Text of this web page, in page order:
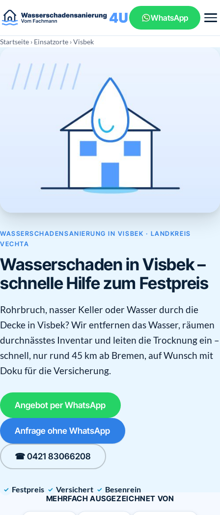
WhatsApp
Startseite › Einsatzorte › Visbek
WASSERSCHADENSANIERUNG IN VISBEK · LANDKREIS
VECHTA
Wasserschaden in Visbek –
schnelle Hilfe zum Festpreis
Rohrbruch, nasser Keller oder Wasser durch die
Decke in Visbek? Wir entfernen das Wasser, räumen
durchnässtes Inventar und leiten die Trocknung ein –
schnell, nur rund 45 km ab Bremen, auf Wunsch mit
Doku für die Versicherung.
Angebot per WhatsApp
Anfrage ohne WhatsApp
☎ 0421 83066208
Festpreis Versichert Besenrein
MEHRFACH AUSGEZEICHNET VON